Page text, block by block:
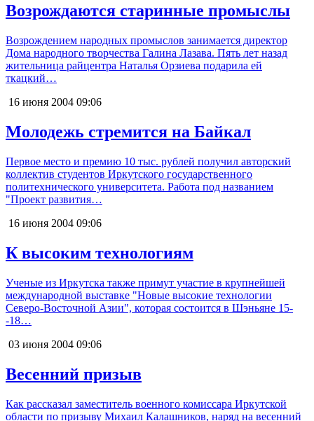
Возрождаются старинные промыслы
Возрождением народных промыслов занимается директор
Дома народного творчества Галина Лазава. Пять лет назад
жительница райцентра Наталья Орзиева подарила ей
ткацкий…
16 июня 2004 09:06
Молодежь стремится на Байкал
Первое место и премию 10 тыс. рублей получил авторский
коллектив студентов Иркутского государственного
политехнического университета. Работа под названием
"Проект развития…
16 июня 2004 09:06
К высоким технологиям
Ученые из Иркутска также примут участие в крупнейшей
международной выставке "Новые высокие технологии
Северо-Восточной Азии", которая состоится в Шэньяне 15-
-18…
03 июня 2004 09:06
Весенний призыв
Как рассказал заместитель военного комиссара Иркутской
области по призыву Михаил Калашников, наряд на весенний